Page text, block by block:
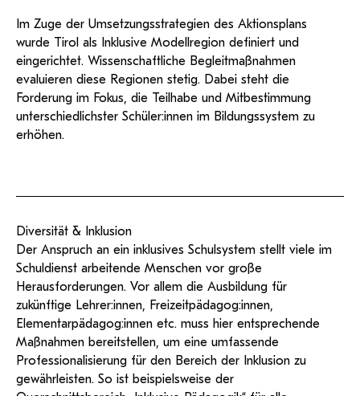
Im Zuge der Umsetzungsstrategien des Aktionsplans
wurde Tirol als Inklusive Modellregion definiert und
eingerichtet. Wissenschaftliche Begleitmaßnahmen
evaluieren diese Regionen stetig. Dabei steht die
Forderung im Fokus, die Teilhabe und Mitbestimmung
unterschiedlichster Schüler:innen im Bildungssystem zu
erhöhen.
Diversität & Inklusion
Der Anspruch an ein inklusives Schulsystem stellt viele im
Schuldienst arbeitende Menschen vor große
Herausforderungen. Vor allem die Ausbildung für
zukünftige Lehrer:innen, Freizeitpädagog:innen,
Elementarpädagog:innen etc. muss hier entsprechende
Maßnahmen bereitstellen, um eine umfassende
Professionalisierung für den Bereich der Inklusion zu
gewährleisten. So ist beispielsweise der
Dokumentationen in
öffentlich-rechtlicher Qualität.
Support
Anleitung
Antragsformular
Konto
Web-basiertes Tool zum
sicheren Versand großer
Dateien.
BA/MA Anträge,
Forschungsanträge, Formulare,
…
Support-Webadmin
Hilfe & Support
Bitte kontaktieren Sie unsere Mitarbeiter:innen nicht über
die persönliche Mailadresse, sondern über den oben
angegebenen Hilfebutton.
Login Webredaktion